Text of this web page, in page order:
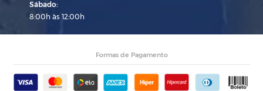
Sábado:
8:00h às 12:00h
Formas de Pagamento